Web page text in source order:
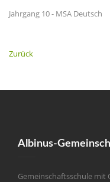
Jahrgang 10 - MSA Deutsch
Zurück
Albinus-
Gemeinschaftsschule mit